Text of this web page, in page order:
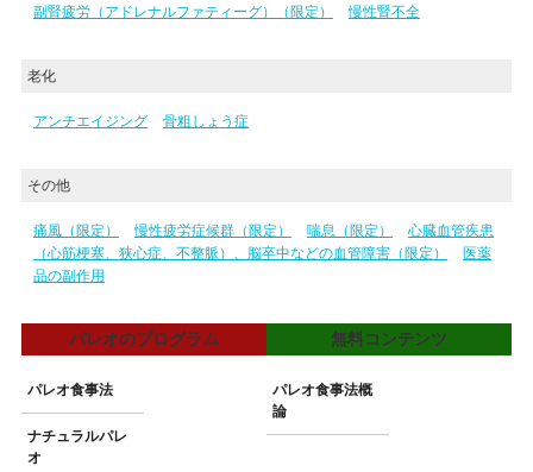
副腎疲労（アドレナルファティーグ）（限定） 慢性腎不全
老化
アンチエイジング 骨粗しょう症
その他
痛風（限定） 慢性疲労症候群（限定） 喘息（限定）
心臓血管疾患
（心筋梗塞、狭心症、不整脈）、脳卒中などの血管障害（限定）
医薬
品の副作用
パレオのプログラム
パレオ食事法
ナチュラルパレ
オ
無料コンテンツ
パレオ食事法概
論